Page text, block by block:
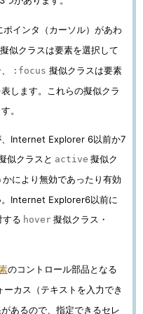
インタ（カーソル）があわ
擬似クラスは要素を選択して
:focus 擬似クラスは要素
します。これらの擬似クラ
。
、Internet Explorer 6以前か7
似クラスと active 擬似ク
により無効であったり有効
。Internet Explorer6以前に
する hover 擬似クラス・
のコントロール部品となる
ーカス（テキストを入力でき
あるので、指定できるセレ